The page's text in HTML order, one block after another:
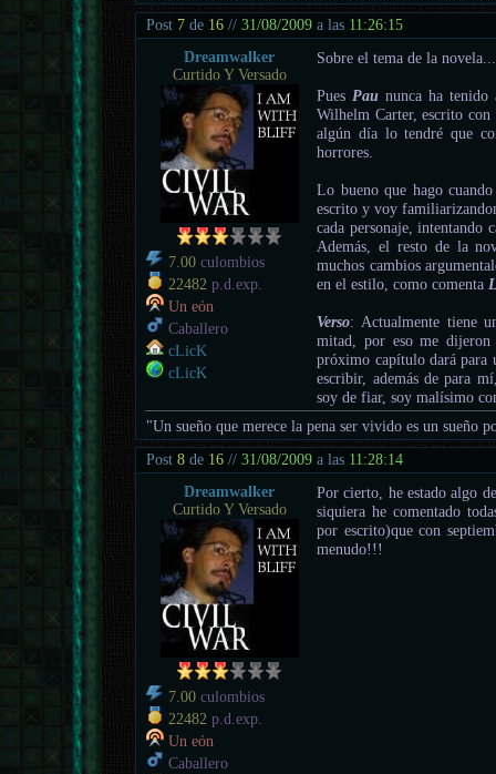
Post 7 de 16 //31/08/2009 a las 11:26:15
Dreamwalker
Curtido Y Versado
7.00 culombios
22482 p.d.exp.
Un eón
Caballero
cLicK
cLicK
Sobre el tema de la novela...
Pues Pau nunca ha tenido
Wilhelm Carter, escrito
algún día lo tendré que
horrores.
Lo bueno que hago
escrito y voy
cada personaje, intentando
Además, el resto de la
muchos cambios
en el estilo, como comenta
Verso: Actualmente tiene
mitad, por eso me
próximo capítulo dará para
escribir, además de para
soy de fiar, soy malísimo
"Un sueño que merece la pena ser vivido es un sueño
Post8 de 16 //31/08/2009 a las 11:28:14
Dreamwalker
Curtido Y Versado
7.00 culombios
22482 p.d.exp.
Un eón
Caballero
Por cierto, he estado algo
siquiera he comentado
por escrito)que con
menudo!!!